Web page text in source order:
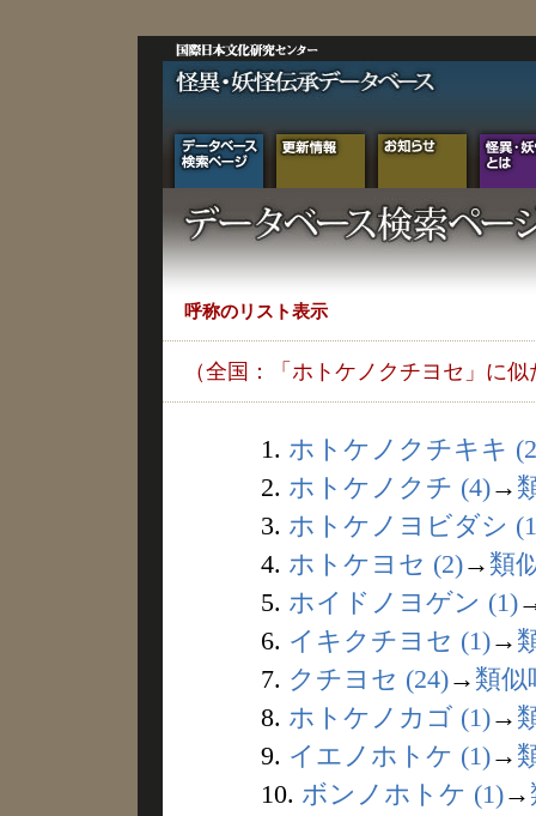
呼称のリスト表示
（全国：「ホトケノクチヨセ」に
1. ホトケノクチキキ
2. ホトケノクチ (4)→
3. ホトケノヨビダシ
4. ホトケヨセ (2)→ 類
5. ホイドノヨゲン (1)
6. イキクチヨセ (1)→
7. クチヨセ (24)→ 類似
8. ホトケノカゴ (1)→
9. イエノホトケ (1)→
10. ボンノホトケ (1)→